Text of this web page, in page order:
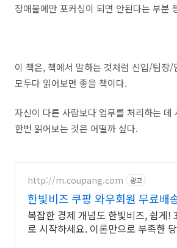
장애물에만 포커싱이 되면 안된다는 부분
이 책은, 책에서 말하는 것처럼 신입/팀장/
모두다 읽어보면 좋을 책이다.
자신이 다른 사람보다 업무를 처리하는 데
한번 읽어보는 것은 어떨까 싶다.
http://m.coupang.com 광고
한빛비즈 쿠팡 와우회원 무료배
복잡한 경제 개념도 한빛비즈, 쉽게!
로 시작하세요. 이론만으로 부족한